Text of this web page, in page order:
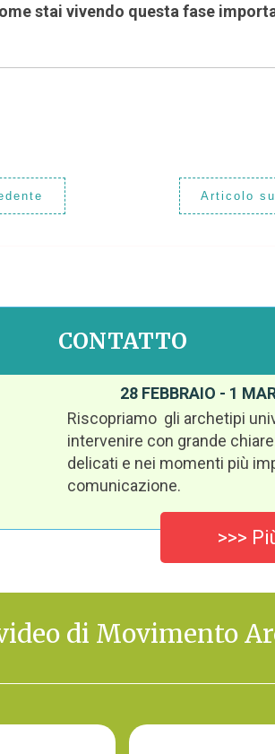
stai vivendo questa fase
Articolo
CONTATTO
28 FEBBRAIO - 1
Riscopriamo gli archetipi
intervenire con grande
delicati e nei momenti più
comunicazione.
>>>
di Movimento